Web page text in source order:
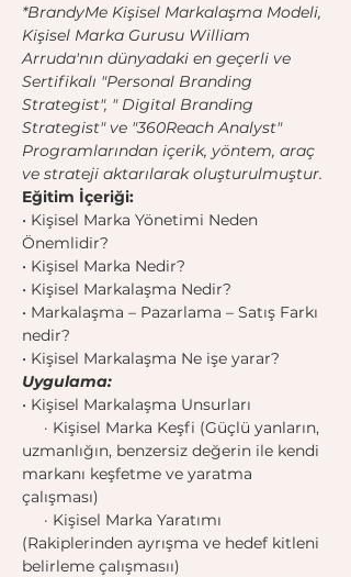
*BrandyMe Kişisel Markalaşma Modeli,
Kişisel Marka Gurusu William
Arruda'nın dünyadaki en geçerli ve
Sertifikalı "Personal Branding
Strategist", " Digital Branding
Strategist" ve "360Reach Analyst"
Programlarından içerik, yöntem, araç
ve strateji aktarılarak oluşturulmuştur.
Eğitim İçeriği:
• Kişisel Marka Yönetimi Neden
Önemlidir?
• Kişisel Marka Nedir?
• Kişisel Markalaşma Nedir?
• Markalaşma – Pazarlama – Satış Farkı
nedir?
• Kişisel Markalaşma Ne işe yarar?
Uygulama:
• Kişisel Markalaşma Unsurları
· Kişisel Marka Keşfi (Güçlü yanların,
uzmanlığın, benzersiz değerin ile kendi
markanı keşfetme ve yaratma
çalışması)
· Kişisel Marka Yaratımı
(Rakiplerinden ayrışma ve hedef kitleni
belirleme çalışmasıı)